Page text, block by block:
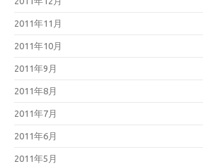
2011年11月
2011年10月
2011年9月
2011年8月
2011年7月
2011年6月
2011年5月